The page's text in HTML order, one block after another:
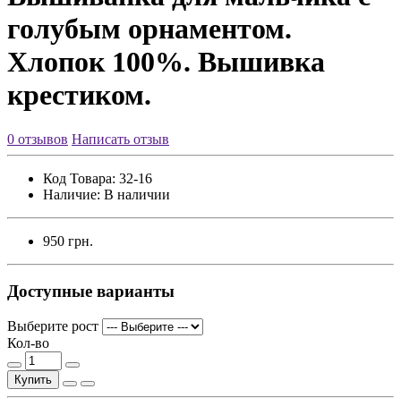
голубым орнаментом.
Хлопок 100%. Вышивка
крестиком.
0 отзывов Написать отзыв
Код Товара: 32-16
Наличие: В наличии
950 грн.
Доступные варианты
Выберите рост
Кол-во
Купить